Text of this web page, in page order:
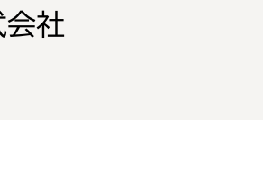
会社